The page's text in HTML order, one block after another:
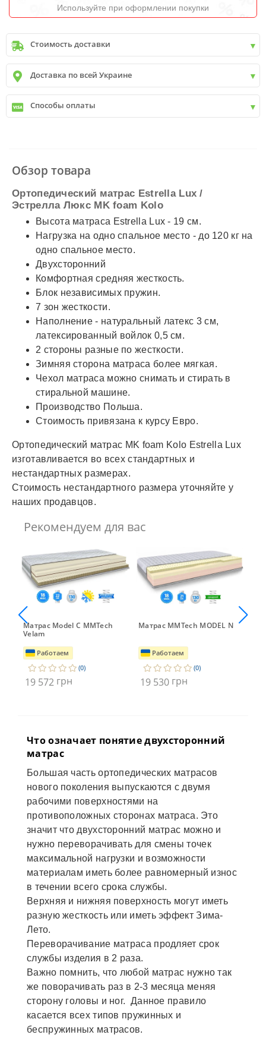
Используйте при оформлении покупки
Стоимость доставки
Киевдо9999 грн. -400 грн.
Киевот9999 грн - БЕСПЛАТНО
Киев пригород +30 грн\км
Доставка по всей Украине
✓Новая почта
✓Деливери
✓Автолюкс
Способы оплаты
✓ Подробнее
Обзор товара
Ортопедический матрас Estrella Lux /
Эстрелла Люкс MK foam Kolo
Высота матраса Estrella Luх - 19 см.
Нагрузка на одно спальное место - до 120 кг на
одно спальное место.
Двухсторонний
Комфортная средняя жесткость.
Блок независимых пружин.
7 зон жесткости.
Наполнение - натуральный латекс 3 см,
латексированный войлок 0,5 см.
2 стороны разные по жесткости.
Зимняя сторона матраса более мягкая.
Чехол матраса можно снимать и стирать в
стиральной машине.
Производство Польша.
Стоимость привязана к курсу Евро.
Ортопедический матрас MK foam Kolo Estrella Lux
изготавливается во всех стандартных и
нестандартных размерах.
Стоимость нестандартного размера уточняйте у
наших продавцов.
Рекомендуем для вас
Матрас Model C MMTech
Velam
Работаем
(0)
19 572 грн
Матрас MMTech MODEL N
Работаем
(0)
19 530 грн
Что означает понятие двухсторонний
матрас
Большая часть ортопедических матрасов
нового поколения выпускаются с двумя
рабочими поверхностями на
противоположных сторонах матраса. Это
значит что двухсторонний матрас можно и
нужно переворачивать для смены точек
максимальной нагрузки и возможности
материалам иметь более равномерный износ
в течении всего срока службы.
Верхняя и нижняя поверхность могут иметь
разную жесткость или иметь эффект Зима-
Лето.
Переворачивание матраса продляет срок
службы изделия в 2 раза.
Важно помнить, что любой матрас нужно так
же поворачивать раз в 2-3 месяца меняя
сторону головы и ног. Данное правило
касается всех типов пружинных и
беспружинных матрасов.